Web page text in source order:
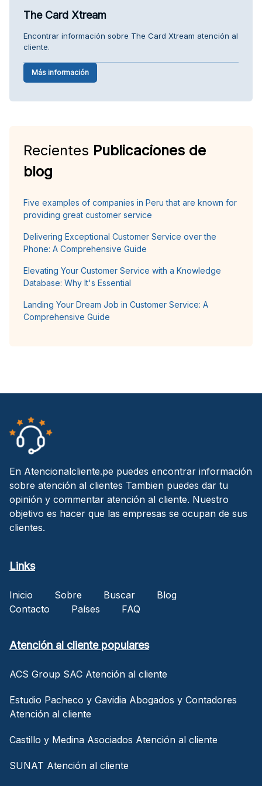
The Card Xtream
Encontrar información sobre The Card Xtream atención al
cliente.
Más información
Recientes Publicaciones de
blog
Five examples of companies in Peru that are known for
providing great customer service
Delivering Exceptional Customer Service over the
Phone: A Comprehensive Guide
Elevating Your Customer Service with a Knowledge
Database: Why It's Essential
Landing Your Dream Job in Customer Service: A
Comprehensive Guide
En Atencionalcliente.pe puedes encontrar información
sobre atención al clientes Tambien puedes dar tu
opinión y commentar atención al cliente. Nuestro
objetivo es hacer que las empresas se ocupan de sus
clientes.
Links
Inicio Sobre Buscar
Blog
Contacto
Países FAQ
Atención al cliente populares
ACS Group SAC Atención al cliente
Estudio Pacheco y Gavidia Abogados y Contadores
Atención al cliente
Castillo y Medina Asociados Atención al cliente
SUNAT Atención al cliente